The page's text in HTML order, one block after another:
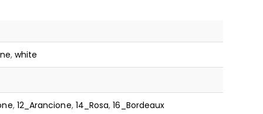
,white
, 12_Arancione, 14_Rosa,16_Bordeaux